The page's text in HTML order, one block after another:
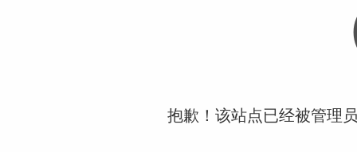
抱歉！该站点已经被管理